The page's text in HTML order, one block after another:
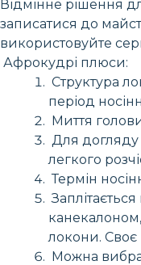
Відмінне рішення
записатися до
використовуйте
Афрокудрі плюси:
Структура
період
Миття
Для догляду
легкого
Термін
Заплітається
локони. Своє
Можна